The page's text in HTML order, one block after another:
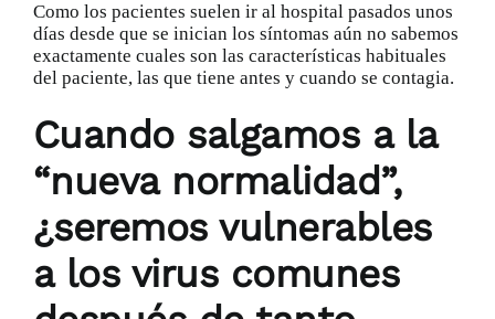
Como los pacientes suelen ir al hospital pasados unos
días desde que se inician los síntomas aún no sabemos
exactamente cuales son las características habituales
del paciente, las que tiene antes y cuando se contagia.
Cuando salgamos a la
“nueva normalidad”,
¿seremos vulnerables
a los virus comunes